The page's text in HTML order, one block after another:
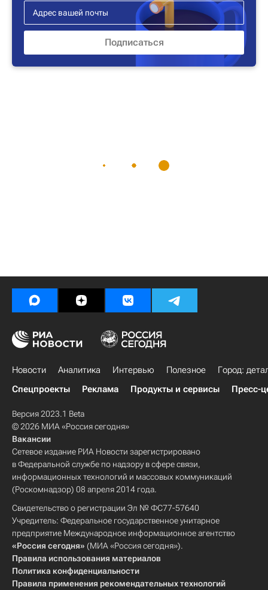
Новости Аналитика Интервью Полезное
Город:
Спецпроекты
Реклама Продукты и сервисы Пресс-
Версия 2023.1 Beta
© 2026 МИА «Россия сегодня»
Вакансии
Сетевое издание РИА Новости зарегистрировано
в Федеральной службе по надзору в сфере связи,
информационных технологий и массовых коммуникаций
(Роскомнадзор) 08 апреля 2014 года.
Свидетельство о регистрации Эл № ФС77-57640
Учредитель: Федеральное государственное унитарное
предприятие Международное информационное агентство
«Россия сегодня» (МИА «Россия сегодня»).
Правила использования материалов
Политика конфиденциальности
Правила применения рекомендательных технологий